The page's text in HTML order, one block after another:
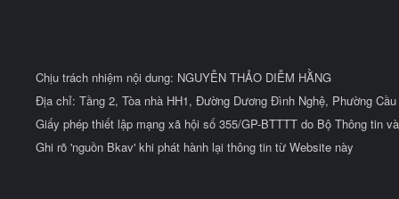
Chịu trách nhiệm nội dung: NGUYỄN THẢO DIỄM HẰNG
Địa chỉ: Tầng 2, Tòa nhà HH1, Đường Dương Đình Nghệ, Phường
Giấy phép thiết lập mạng xã hội số 355/GP-BTTTT do Bộ Thông tin
Ghi rõ 'nguồn Bkav' khi phát hành lại thông tin từ Website này